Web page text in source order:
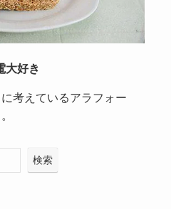
大好き
考えているアラフォー
検索